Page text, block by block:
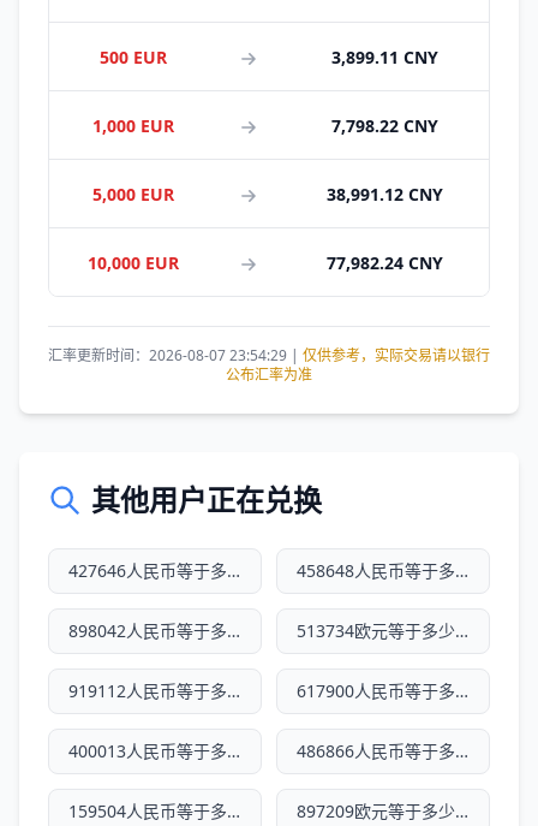
500 EUR 3,899.11 CNY
1,000 EUR 7,798.22 CNY
5,000 EUR 38,991.12 CNY
10,000 EUR 77,982.24 CNY
汇率更新时间：2026-08-07 23:54:29 | 仅供参考，实际交易请以银行
公布汇率为准
其他用户正在兑换
427646人民币等于多少欧元 458648人民币等于多少欧元
898042人民币等于多少欧元 513734欧元等于多少人民币
919112人民币等于多少欧元 617900人民币等于多少欧元
400013人民币等于多少欧元 486866人民币等于多少欧元
159504人民币等于多少欧元 897209欧元等于多少人民币